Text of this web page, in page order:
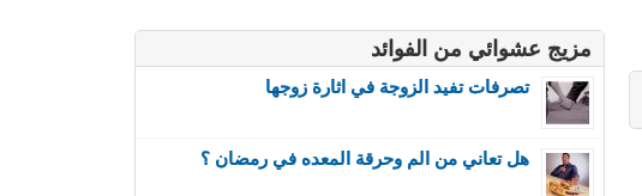
مزيج عشوائي من الفوائد
تصرفات تفيد الزوجة في اثارة زوجها
هل تعاني من الم وحرقة المعده في رمضان ؟